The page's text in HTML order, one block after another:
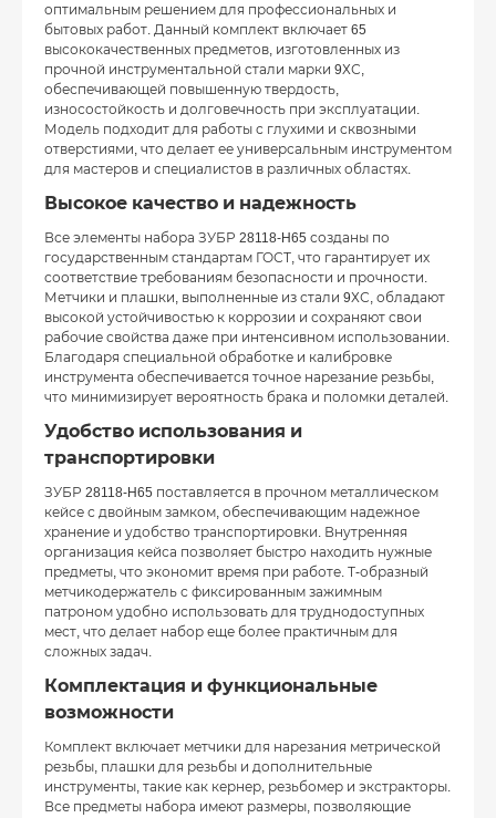
оптимальным решением для профессиональных и
бытовых работ. Данный комплект включает 65
высококачественных предметов, изготовленных из
прочной инструментальной стали марки 9ХС,
обеспечивающей повышенную твердость,
износостойкость и долговечность при эксплуатации.
Модель подходит для работы с глухими и сквозными
отверстиями, что делает ее универсальным инструментом
для мастеров и специалистов в различных областях.
Высокое качество и надежность
Все элементы набора ЗУБР 28118-H65 созданы по
государственным стандартам ГОСТ, что гарантирует их
соответствие требованиям безопасности и прочности.
Метчики и плашки, выполненные из стали 9ХС, обладают
высокой устойчивостью к коррозии и сохраняют свои
рабочие свойства даже при интенсивном использовании.
Благодаря специальной обработке и калибровке
инструмента обеспечивается точное нарезание резьбы,
что минимизирует вероятность брака и поломки деталей.
Удобство использования и
транспортировки
ЗУБР 28118-H65 поставляется в прочном металлическом
кейсе с двойным замком, обеспечивающим надежное
хранение и удобство транспортировки. Внутренняя
организация кейса позволяет быстро находить нужные
предметы, что экономит время при работе. Т-образный
метчикодержатель с фиксированным зажимным
патроном удобно использовать для труднодоступных
мест, что делает набор еще более практичным для
сложных задач.
Комплектация и функциональные
возможности
Комплект включает метчики для нарезания метрической
резьбы, плашки для резьбы и дополнительные
инструменты, такие как кернер, резьбомер и экстракторы.
Все предметы набора имеют размеры, позволяющие